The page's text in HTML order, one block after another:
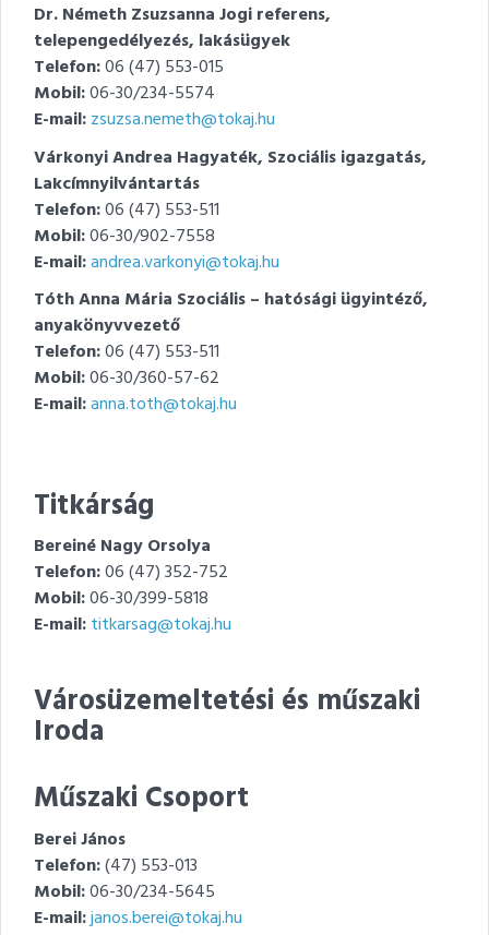
Dr. Németh Zsuzsanna Jogi referens,
telepengedélyezés, lakásügyek
Telefon:06 (47) 553-015
Mobil:06-30/234-5574
E-mail:zsuzsa.nemeth@tokaj.hu
Várkonyi Andrea Hagyaték, Szociális igazgatás,
Lakcímnyilvántartás
Telefon:06 (47) 553-511
Mobil:06-30/902-7558
E-mail:andrea.varkonyi@tokaj.hu
Tóth Anna Mária Szociális – hatósági ügyintéző,
anyakönyvvezető
Telefon:06 (47) 553-511
Mobil:06-30/360-57-62
E-mail:anna.toth@tokaj.hu
Titkárság
Bereiné Nagy Orsolya
Telefon:06 (47) 352-752
Mobil:06-30/399-5818
E-mail:titkarsag@tokaj.hu
Városüzemeltetési és műszaki
Iroda
Műszaki Csoport
Berei János
Telefon:(47) 553-013
Mobil:06-30/234-5645
E-mail:janos.berei@tokaj.hu